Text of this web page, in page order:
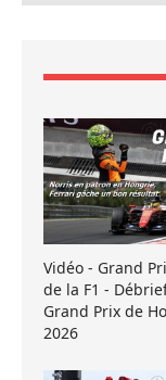
Vidéo - Grand
de la F1 -
Grand Prix de
2026